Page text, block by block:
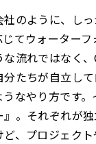
社のように、し
てウォーター
流れではなく
たちが自立し
なやり方です
。それぞれが
、プロジェク